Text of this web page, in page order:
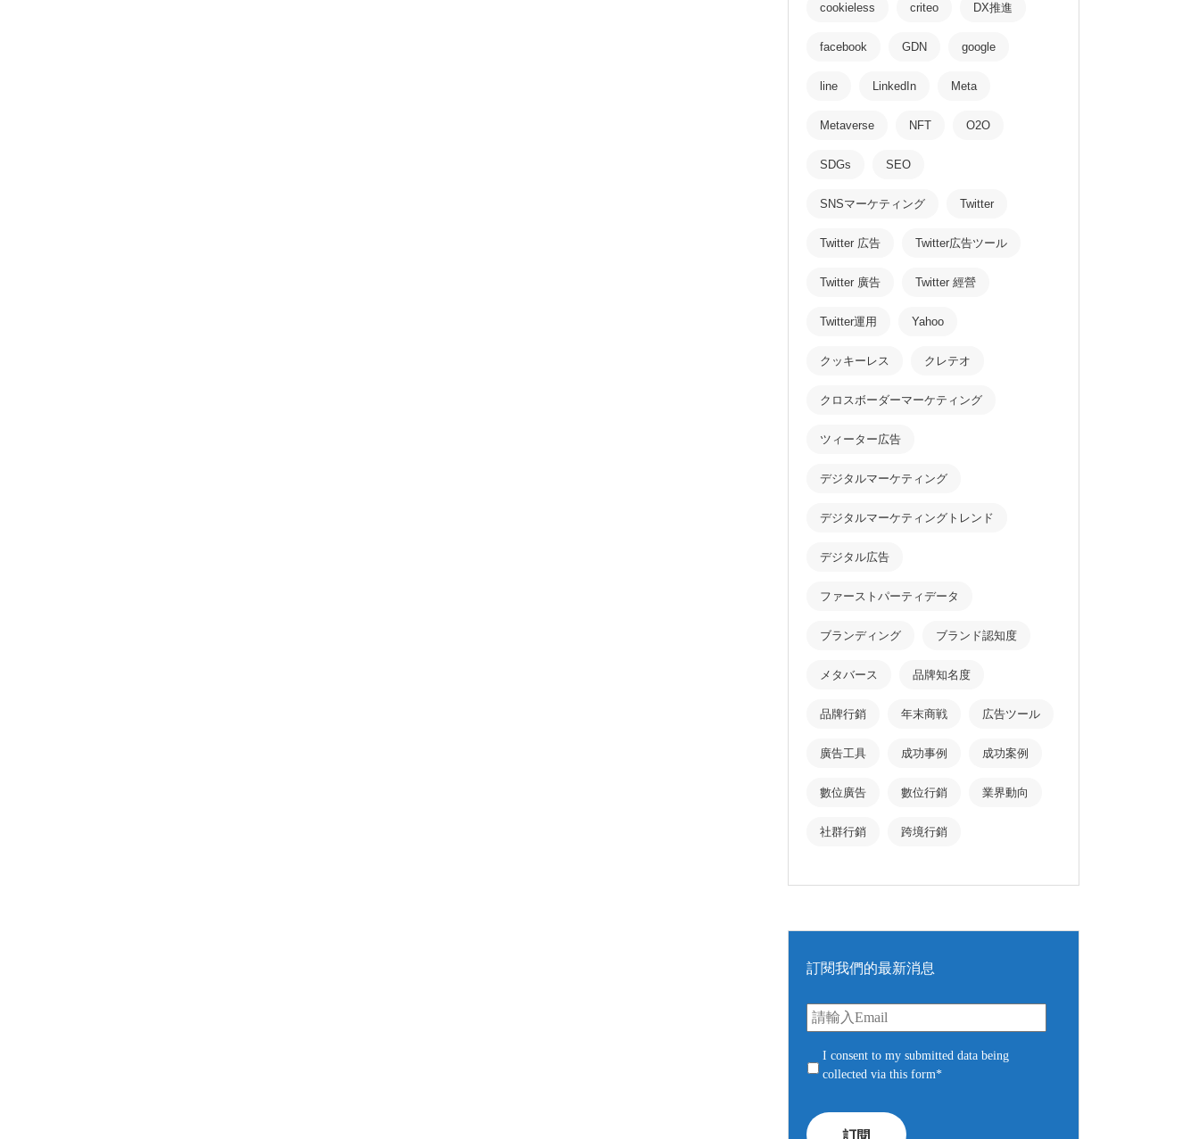
cookieless criteo DX推進
facebook GDN google
line LinkedIn Meta
Metaverse NFT O2O
SDGs SEO
SNSマーケティング Twitter
Twitter 広告 Twitter広告ツール
Twitter 廣告 Twitter 經營
Twitter運用 Yahoo
クッキーレス クレテオ
クロスボーダーマーケティング
ツィーター広告
デジタルマーケティング
デジタルマーケティングトレンド
デジタル広告
ファーストパーティデータ
ブランディング ブランド認知度
メタバース 品牌知名度
品牌行銷 年末商戦 広告ツール
廣告工具 成功事例 成功案例
數位廣告 數位行銷 業界動向
社群行銷 跨境行銷
訂閱我們的最新消息
E
m
a
lo
e
I consent to my submitted data being
collected via this form*